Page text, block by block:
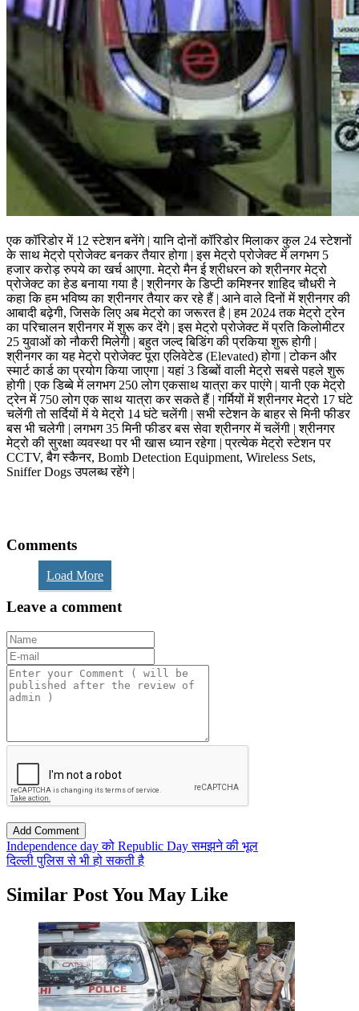
एक कॉरिडोर में 12 स्टेशन बनेंगे | यानि दोनों कॉरिडोर मिलाकर कुल 24 स्टेशनों
के साथ मेट्रो प्रोजेक्ट बनकर तैयार होगा | इस मेट्रो प्रोजेक्ट में लगभग 5
हजार करोड़ रुपये का खर्च आएगा. मेट्रो मैन ई श्रीधरन को श्रीनगर मेट्रो
प्रोजेक्ट का हेड बनाया गया है | श्रीनगर के डिप्टी कमिश्नर शाहिद चौधरी ने
कहा कि हम भविष्य का श्रीनगर तैयार कर रहे हैं | आने वाले दिनों में श्रीनगर की
आबादी बढ़ेगी, जिसके लिए अब मेट्रो का जरूरत है | हम 2024 तक मेट्रो ट्रेन
का परिचालन श्रीनगर में शुरू कर देंगे | इस मेट्रो प्रोजेक्ट में प्रति किलोमीटर
25 युवाओं को नौकरी मिलेगी | बहुत जल्द बिडिंग की प्रकिया शुरू होगी |
श्रीनगर का यह मेट्रो प्रोजेक्ट पूरा एलिवेटेड (Elevated) होगा | टोकन और
स्मार्ट कार्ड का प्रयोग किया जाएगा | यहां 3 डिब्बों वाली मेट्रो सबसे पहले शुरू
होगी | एक डिब्बे में लगभग 250 लोग एकसाथ यात्रा कर पाएंगे | यानी एक मेट्रो
ट्रेन में 750 लोग एक साथ यात्रा कर सकते हैं | गर्मियों में श्रीनगर मेट्रो 17 घंटे
चलेंगी तो सर्दियों में ये मेट्रो 14 घंटे चलेंगी | सभी स्टेशन के बाहर से मिनी फीडर
बस भी चलेगी | लगभग 35 मिनी फीडर बस सेवा श्रीनगर में चलेंगी | श्रीनगर
मेट्रो की सुरक्षा व्यवस्था पर भी खास ध्यान रहेगा | प्रत्येक मेट्रो स्टेशन पर
CCTV, बैग स्कैनर, Bomb Detection Equipment, Wireless Sets,
Sniffer Dogs उपलब्ध रहेंगे |
Comments
Load More
Leave a comment
Independence day को Republic Day समझने की भूल
दिल्ली पुलिस से भी हो सकती है
Similar Post You May Like